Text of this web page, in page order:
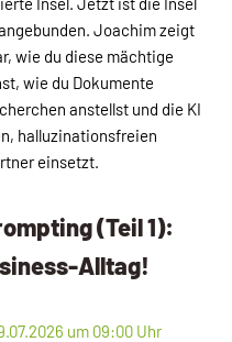
Joachim zeigt
wie du diese mächtige
wie du Dokumente
anstellst und die KI
halluzinationsfreien
einsetzt.
(Teil 1):
Alltag!
um 09:00 Uhr